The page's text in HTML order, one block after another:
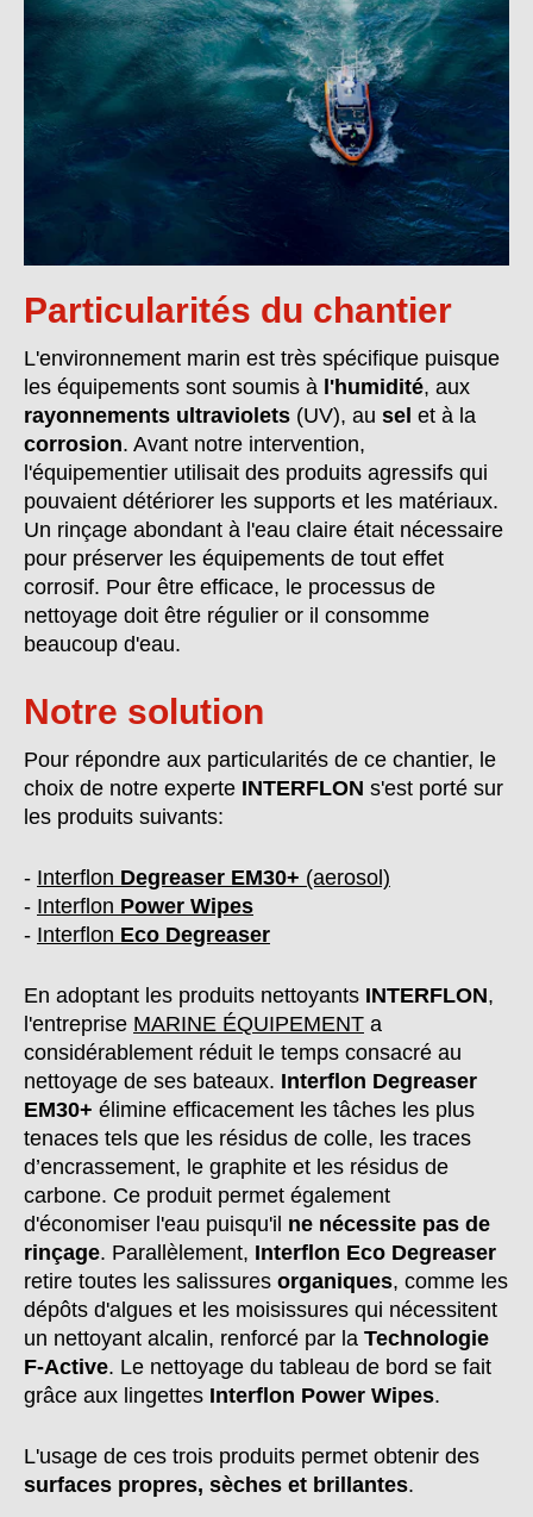
Particularités du chantier
L'environnement marin est très spécifique puisque
les équipements sont soumis à l'humidité, aux
rayonnements ultraviolets (UV), au sel et à la
corrosion. Avant notre intervention,
l'équipementier utilisait des produits agressifs qui
pouvaient détériorer les supports et les matériaux.
Un rinçage abondant à l'eau claire était nécessaire
pour préserver les équipements de tout effet
corrosif. Pour être efficace, le processus de
nettoyage doit être régulier or il consomme
beaucoup d'eau.
Notre solution
Pour répondre aux particularités de ce chantier, le
choix de notre experte INTERFLON s'est porté sur
les produits suivants:
- Interflon Degreaser EM30+ (aerosol)
- Interflon Power Wipes
- Interflon Eco Degreaser
En adoptant les produits nettoyants INTERFLON,
l'entreprise MARINE ÉQUIPEMENT a
considérablement réduit le temps consacré au
nettoyage de ses bateaux. Interflon Degreaser
EM30+ élimine efficacement les tâches les plus
tenaces tels que les résidus de colle, les traces
d’encrassement, le graphite et les résidus de
carbone. Ce produit permet également
d'économiser l'eau puisqu'il ne nécessite pas de
rinçage. Parallèlement, Interflon Eco Degreaser
retire toutes les salissures organiques, comme les
dépôts d'algues et les moisissures qui nécessitent
un nettoyant alcalin, renforcé par la Technologie
F-Active. Le nettoyage du tableau de bord se fait
grâce aux lingettes Interflon Power Wipes.
L'usage de ces trois produits permet obtenir des
surfaces propres, sèches et brillantes.